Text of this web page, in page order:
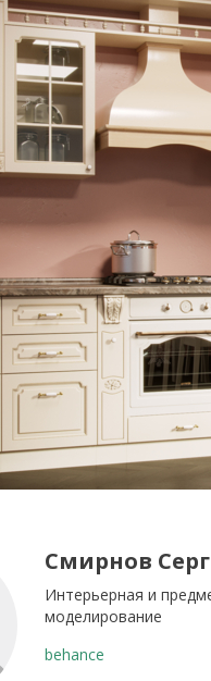
Смирнов
Интерьерная и
моделирование
behance